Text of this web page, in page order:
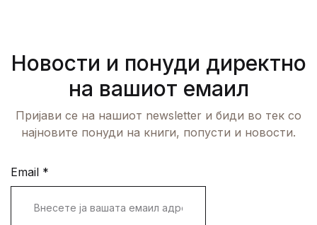
Новости и понуди директно
на вашиот емаил
Пријави се на нашиот newsletter и биди во тек со
најновите понуди на книги, попусти и новости.
Email *